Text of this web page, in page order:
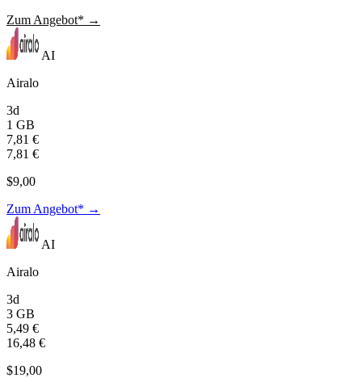
Zum Angebot* →
AI
Airalo
3d
1 GB
7,81 €
7,81 €
$9,00
Zum Angebot* →
AI
Airalo
3d
3 GB
5,49 €
16,48 €
$19,00